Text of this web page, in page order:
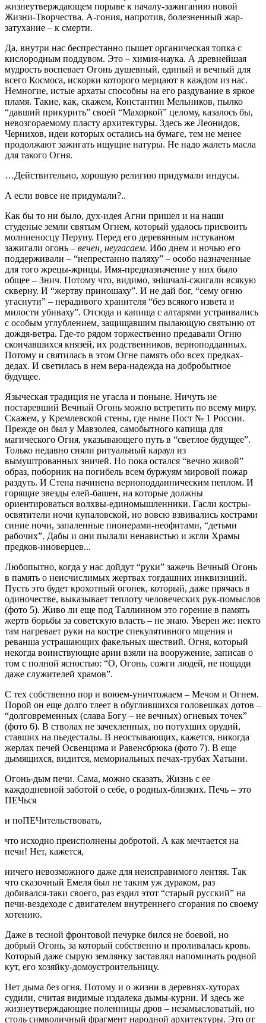
жизнеутверждающем порыве к началу-зажиганию новой
Жизни-Творчества. А-гония, напротив, болезненный жар-
затухание – к смерти.
Да, внутри нас беспрестанно пышет органическая топка с
кислородным поддувом. Это – химия-наука. А древнейшая
мудрость воспевает Огонь душевный, единый и вечный для
всего Космоса, искорки которого мерцают в каждом из нас.
Немногие, истые архаты способны на его раздувание в яркое
пламя. Такие, как, скажем, Константин Мельников, пылко
“давший прикурить” своей “Махоркой” целому, казалось бы,
невозгораемому пласту архитектуры. Здесь же Леонидов,
Чернихов, идеи которых остались на бумаге, тем не менее
продолжают зажигать ищущие натуры. Не надо жалеть масла
для такого Огня.
…Действительно, хорошую религию придумали индусы.
А если вовсе не придумали?..
Как бы то ни было, дух-идея Агни пришел и на наши
студеные земли святым Огнем, который удалось присвоить
молниеносцу Перуну. Перед его деревянным истуканом
зажигали огонь – вечен, неугасаем. Ибо днем и ночью его
поддерживали – “непрестанно паляху” – особо назначенные
для того жрецы-жрицы. Имя-предназначение у них было
общее – Знич. Потому что, видимо, знiшчалi-сжигали всякую
скверну. И “жертву приношаху”. И не дай бог, “сему огню
угаснути” – нерадивого хранителя “без всякого извета и
милости убиваху”. Отсюда и капища с алтарями устраивались
с особым углублением, защищавшим пылающую святыню от
дождя-ветра. Где-то рядом торжественно предавали Огню
скончавшихся князей, их родственников, верноподданных.
Потому и святилась в этом Огне память обо всех предках-
дедах. И светилась в нем вера-надежда на добробытное
будущее.
Языческая традиция не угасла и поныне. Ничуть не
постаревший Вечный Огонь можно встретить по всему миру.
Скажем, у Кремлевской стены, где ныне Пост № 1 России.
Прежде он был у Мавзолея, самобытного капища для
магического Огня, указывающего путь в “светлое будущее”.
Только недавно сняли ритуальный караул из
вымуштрованных зничей. Но пока остался “вечно живой”
образ, поборник на погибель всем буржуям мировой пожар
раздуть. И Стена начинена верноподданническим пеплом. И
горящие звезды елей-башен, на которые должны
ориентироваться волхвы-единомышленники. Гасли костры-
освятители ночи купаловской, но вовсю взвивались кострами
синие ночи, запаленные пионерами-неофитами, “детьми
рабочих”. Дабы и они пылали ненавистью и жгли Храмы
предков-иноверцев...
Любопытно, когда у нас дойдут “руки” зажечь Вечный Огонь
в память о неисчислимых жертвах тогдашних инквизиций.
Пусть это будет крохотный огонек, который, даже прячась в
одиночестве, выказывает теплоту человеческих рук-помыслов
(фото 5). Живо ли еще под Таллинном это горение в память
жертв борьбы за советскую власть – не знаю. Уверен же: некто
там нагревает руки на костре спекулятивного мщения и
реванша устрашающих факельных шествий. Огня, который
некогда воинствующие арии взяли на вооружение, записав о
том с полной ясностью: “О, Огонь, сожги людей, не пощади
даже служителей храмов”.
С тех собственно пор и воюем-уничтожаем – Мечом и Огнем.
Порой он еще долго тлеет в обуглившихся головешках дотов –
“долговременных (слава Богу – не вечных) огневых точек”
(фото 6). В стволах не зачехленных, но потухших орудий,
ставших на пьедесталы. В неостывающих, кажется, никогда
жерлах печей Освенцима и Равенсбрюка (фото 7). В еще
дымящихся, видится, мемориальных печах-трубах Хатыни.
Огонь-дым печи. Сама, можно сказать, Жизнь с ее
каждодневной заботой о себе, о родных-близких. Печь – это
ПЕЧься
и поПЕЧительствовать,
что исходно преисполнены добротой. А как мечтается на
печи! Нет, кажется,
ничего невозможного даже для неисправимого лентяя. Так
что сказочный Емеля был не таким уж дураком, раз
добивался-таки своего, раз ездил этот “старый русский” на
печи-вездеходе с двигателем внутреннего сгорания по своему
хотению.
Даже в тесной фронтовой печурке бился не боевой, но
добрый Огонь, за который собственно и проливалась кровь.
Который даже сырую землянку заставлял напоминать родной
кут, его хозяйку-домоустроительницу.
Нет дыма без огня. Потому и о жизни в деревнях-хуторах
судили, считая видимые издалека дымы-курни. И здесь же
жизнеутверждающие поленницы дров – незамысловатый, но
столь символичный фрагмент народной архитектуры. Это от